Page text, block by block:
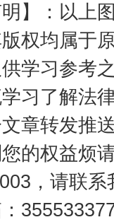
明】：以上
权均属于
学习参考
习了解法
章转发推
的权益烦
，请联
蛙产品抗生素超标问题”